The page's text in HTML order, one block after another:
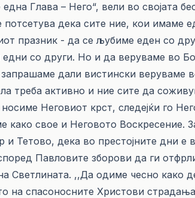
Глава – Него“, вели во својата
потсетува дека сите ние, кои
празник - да се љубиме еден со
едни со други. Но и да веруваме во
дали вистински веруваме
треба активно и ние сите да
Неговиот крст, следејќи го
како свое и Неговото Воскресение.
и Тетово, дека во престојните дни е
Павловите зборови да ги
Светлината. ,,Да одиме чесно како
на спасоносните Христови